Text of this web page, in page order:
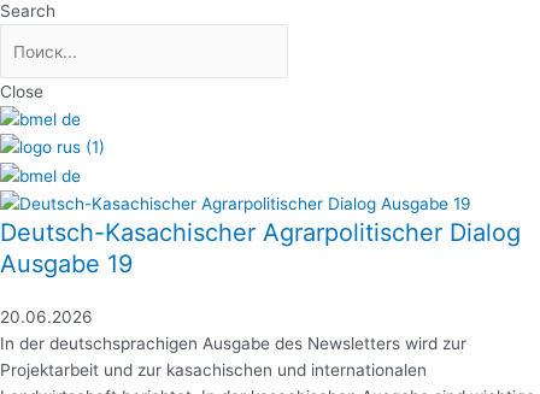
Search
Close
Deutsch-Kasachischer Agrarpolitischer Dialog
Ausgabe 19
20.06.2026
In der deutschsprachigen Ausgabe des Newsletters wird zur
Projektarbeit und zur kasachischen und internationalen